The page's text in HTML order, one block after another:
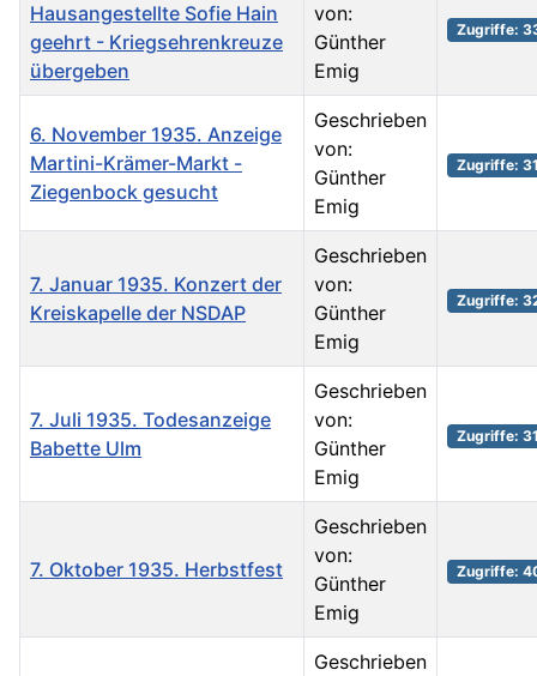
Hausangestellte Sofie Hain
geehrt - Kriegsehrenkreuze
übergeben
von:
Günther
Emig
Zugriffe:
6. November 1935. Anzeige
Martini-Krämer-Markt -
Ziegenbock gesucht
Geschrieben
von:
Günther
Emig
Zugriffe:
7. Januar 1935. Konzert der
Kreiskapelle der NSDAP
Geschrieben
von:
Günther
Emig
Zugriffe:
7. Juli 1935. Todesanzeige
Babette Ulm
Geschrieben
von:
Günther
Emig
Zugriffe:
7. Oktober 1935. Herbstfest
Geschrieben
von:
Günther
Emig
Zugriffe:
Geschrieben